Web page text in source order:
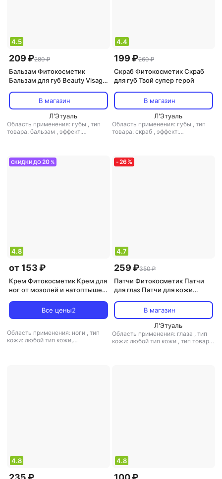
4.5
209 ₽280 ₽
Бальзам Фитокосметик
Бальзам для губ Beauty Visage
В магазин
Л'Этуаль
Область применения: губы , тип
товара: бальзам , эффект:
4.4
199 ₽260 ₽
Скраб Фитокосметик Скраб
для губ Твой супер герой
В магазин
Л'Этуаль
Область применения: губы , тип
товара: скраб , эффект:
СКИДКИ ДО20 %
4.8
от 153 ₽
Крем Фитокосметик Крем для
ног от мозолей и натоптышей
Все цены2
Область применения: ноги , тип
кожи: любой тип кожи,
-26 %
4.7
259 ₽350 ₽
Патчи Фитокосметик Патчи
для глаз Патчи для кожи
гиалуроновые Аква-филлер
В магазин
Л'Этуаль
Область применения: глаза , тип
кожи: любой тип кожи , тип товара:
4.8 4.8